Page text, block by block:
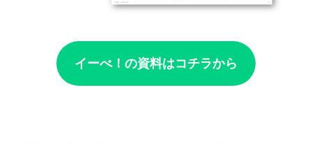
イーべ！の資料はコチラから